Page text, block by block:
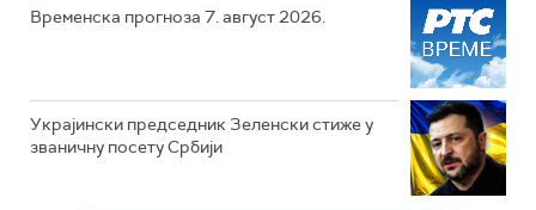
Временска прогноза 7. август 2026.
Украјински председник Зеленски стиже у
званичну посету Србији